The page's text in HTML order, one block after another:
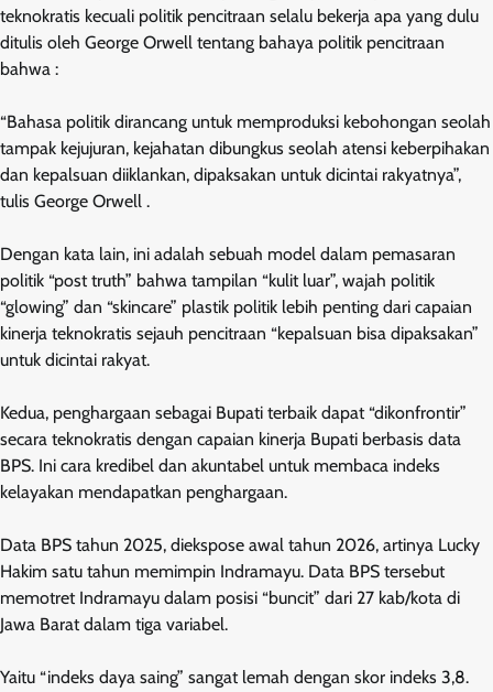
teknokratis kecuali politik pencitraan selalu bekerja apa yang dulu
ditulis oleh George Orwell tentang bahaya politik pencitraan
bahwa :
“Bahasa politik dirancang untuk memproduksi kebohongan seolah
tampak kejujuran, kejahatan dibungkus seolah atensi keberpihakan
dan kepalsuan diiklankan, dipaksakan untuk dicintai rakyatnya”,
tulis George Orwell .
Dengan kata lain, ini adalah sebuah model dalam pemasaran
politik “post truth” bahwa tampilan “kulit luar”, wajah politik
“glowing” dan “skincare” plastik politik lebih penting dari capaian
kinerja teknokratis sejauh pencitraan “kepalsuan bisa dipaksakan”
untuk dicintai rakyat.
Kedua, penghargaan sebagai Bupati terbaik dapat “dikonfrontir”
secara teknokratis dengan capaian kinerja Bupati berbasis data
BPS. Ini cara kredibel dan akuntabel untuk membaca indeks
kelayakan mendapatkan penghargaan.
Data BPS tahun 2025, diekspose awal tahun 2026, artinya Lucky
Hakim satu tahun memimpin Indramayu. Data BPS tersebut
memotret Indramayu dalam posisi “buncit” dari 27 kab/kota di
Jawa Barat dalam tiga variabel.
Yaitu “indeks daya saing” sangat lemah dengan skor indeks 3,8.